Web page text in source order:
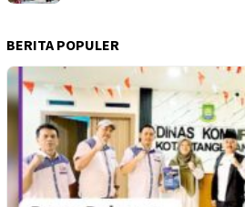
BERITA POPULER